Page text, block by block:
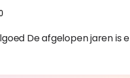
De afgelopen jaren is